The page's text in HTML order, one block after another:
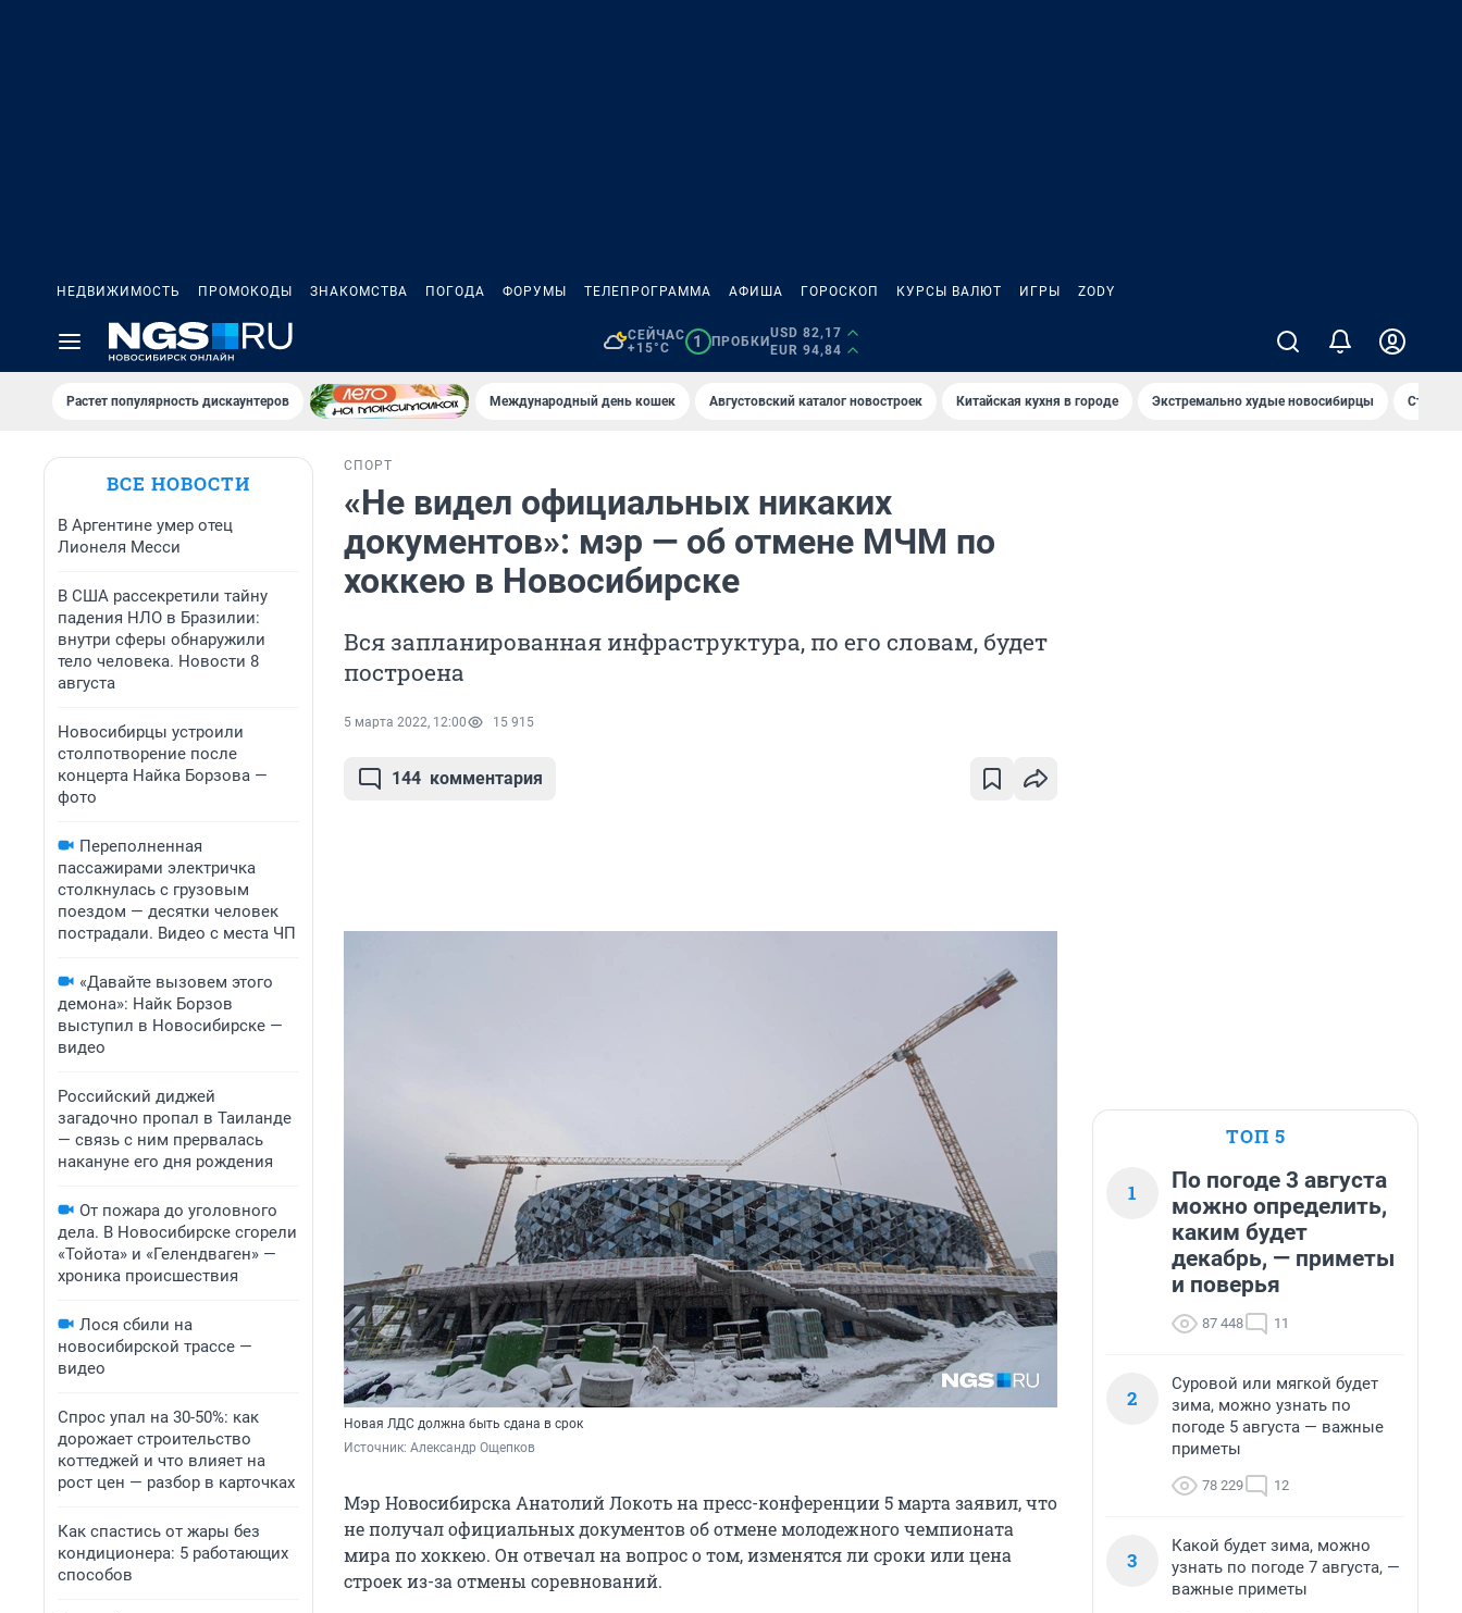
НЕДВИЖИМОСТЬ ПРОМОКОДЫ ЗНАКОМСТВА ПОГОДА ФОРУМЫ ТЕЛЕПРОГРАММА АФИША ГОРОСКОП КУРСЫ ВАЛЮТ ИГРЫ ZODY
СЕЙЧАС
+15°C
1 ПРОБКИ
USD 82,17
EUR 94,84
Растет популярность дискаунтеров Международный день кошек Августовский каталог новостроек Китайская кухня в городе Экстремально худые новосибирцы Старт
ВСЕ НОВОСТИ
В Аргентине умер отец
Лионеля Месси
В США рассекретили тайну
падения НЛО в Бразилии:
внутри сферы обнаружили
тело человека. Новости 8
августа
Новосибирцы устроили
столпотворение после
концерта Найка Борзова —
фото
Переполненная
пассажирами электричка
столкнулась с грузовым
поездом — десятки человек
пострадали. Видео с места ЧП
«Давайте вызовем этого
демона»: Найк Борзов
выступил в Новосибирске —
видео
Российский диджей
загадочно пропал в Таиланде
— связь с ним прервалась
накануне его дня рождения
От пожара до уголовного
дела. В Новосибирске сгорели
«Тойота» и «Гелендваген» —
хроника происшествия
Лося сбили на
новосибирской трассе —
видео
Спрос упал на 30-50%: как
дорожает строительство
коттеджей и что влияет на
рост цен — разбор в карточках
Как спастись от жары без
кондиционера: 5 работающих
способов
СПОРТ
«Не видел официальных никаких
документов»: мэр — об отмене МЧМ по
хоккею в Новосибирске
Вся запланированная инфраструктура, по его словам, будет
построена
5 марта 2022, 12:00 15 915
144 комментария
Новая ЛДС должна быть сдана в срок
Источник: Александр Ощепков
Мэр Новосибирска Анатолий Локоть на пресс-конференции 5 марта заявил, что
не получал официальных документов об отмене молодежного чемпионата
мира по хоккею. Он отвечал на вопрос о том, изменятся ли сроки или цена
строек из-за отмены соревнований.
ТОП 5
1
По погоде 3 августа
можно определить,
каким будет
декабрь, — приметы
и поверья
87 448 11
2
Суровой или мягкой будет
зима, можно узнать по
погоде 5 августа — важные
приметы
78 229 12
3
Какой будет зима, можно
узнать по погоде 7 августа, —
важные приметы